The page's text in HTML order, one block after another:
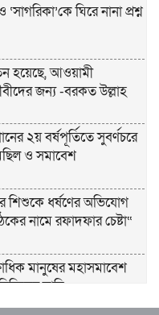
ঘিরে নানা প্রশ্ন
হয়েছে, আওয়ামী
জন্য -বরকত উল্লাহ
২য় বর্ষপূর্তিতে সুবর্ণচরে
ও সমাবেশ
শিশুকে ধর্ষণের অভিযোগ
নামে রফাদফার চেষ্টা“
মানুষের মহাসমাবেশ
দাবি